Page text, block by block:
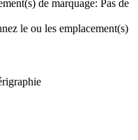
de marquage: Pas de
le ou les emplacement(s)